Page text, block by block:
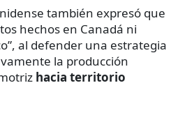
también expresó que
hechos en Canadá ni
al defender una estrategia
la producción
hacia territorio